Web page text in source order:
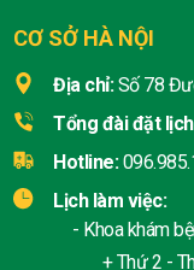
CƠ SỞ HÀ NỘI
Địa chỉ: Số 78
Tổng đài đặt
Hotline:
Lịch làm việc:
- Khoa khám
+ Thứ 2 -